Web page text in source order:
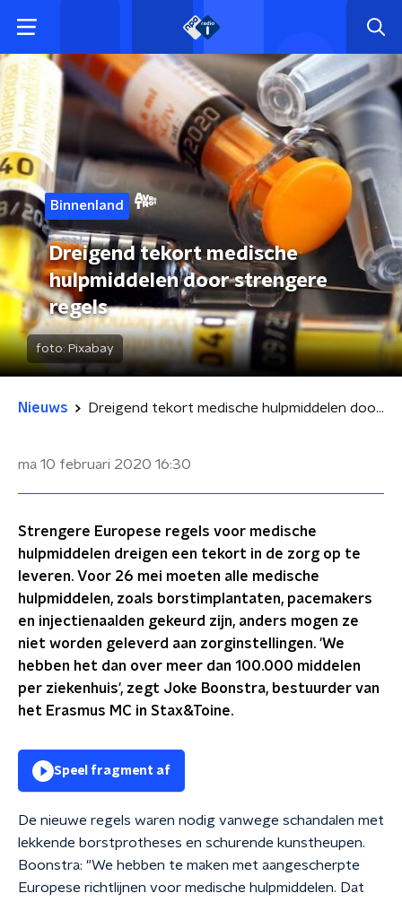
Binnenland
Dreigend tekort medische
hulpmiddelen door strengere
regels
foto: Pixabay
Nieuws Dreigend tekort medische hulpmiddelen door strengere regels
ma 10 februari 2020 16:30
Strengere Europese regels voor medische
hulpmiddelen dreigen een tekort in de zorg op te
leveren. Voor 26 mei moeten alle medische
hulpmiddelen, zoals borstimplantaten, pacemakers
en injectienaalden gekeurd zijn, anders mogen ze
niet worden geleverd aan zorginstellingen. 'We
hebben het dan over meer dan 100.000 middelen
per ziekenhuis', zegt Joke Boonstra, bestuurder van
het Erasmus MC in Stax&Toine.
Speel fragment af
De nieuwe regels waren nodig vanwege schandalen met
lekkende borstprotheses en schurende kunstheupen.
Boonstra: "We hebben te maken met aangescherpte
Europese richtlijnen voor medische hulpmiddelen. Dat